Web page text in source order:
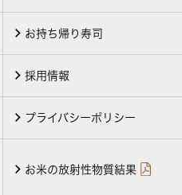
お持ち帰り寿司
採用情報
プライバシーポリシー
お米の放射性物質結果